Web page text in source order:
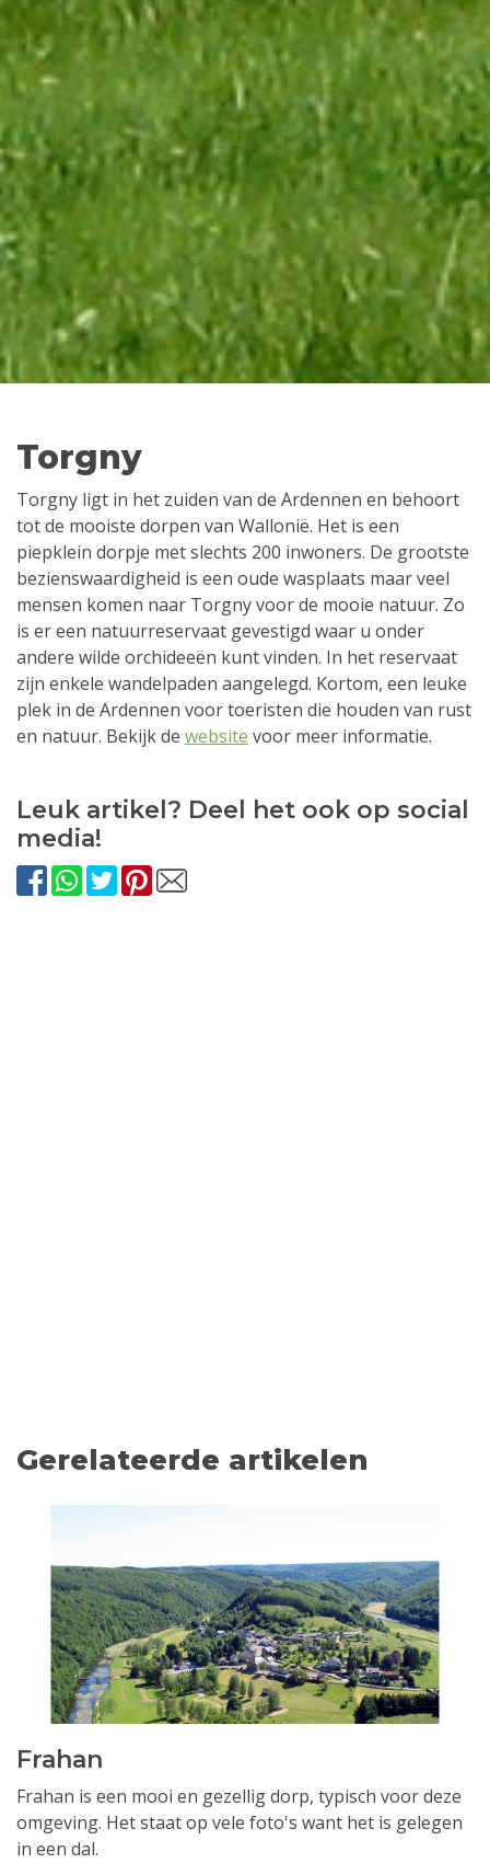
Torgny
Torgny ligt in het zuiden van de Ardennen en behoort
tot de mooiste dorpen van Wallonië. Het is een
piepklein dorpje met slechts 200 inwoners. De grootste
bezienswaardigheid is een oude wasplaats maar veel
mensen komen naar Torgny voor de mooie natuur. Zo
is er een natuurreservaat gevestigd waar u onder
andere wilde orchideeën kunt vinden. In het reservaat
zijn enkele wandelpaden aangelegd. Kortom, een leuke
plek in de Ardennen voor toeristen die houden van rust
en natuur. Bekijk de website voor meer informatie.
Leuk artikel? Deel het ook op social
media!
Gerelateerde artikelen
Frahan
Frahan is een mooi en gezellig dorp, typisch voor deze
omgeving. Het staat op vele foto's want het is gelegen
in een dal.